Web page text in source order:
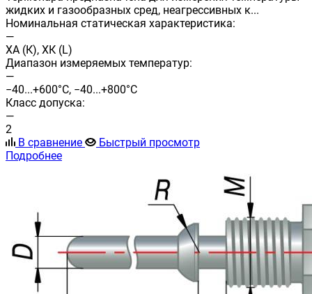
жидких и газообразных сред, неагрессивных к...
Номинальная статическая характеристика:
—
ХА (К), ХК (L)
Диапазон измеряемых температур:
—
−40...+600°С, −40...+800°С
Класс допуска:
—
2
В сравнение
Быстрый просмотр
Подробнее